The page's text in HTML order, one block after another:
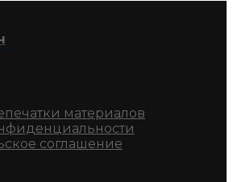
материалов
соглашение